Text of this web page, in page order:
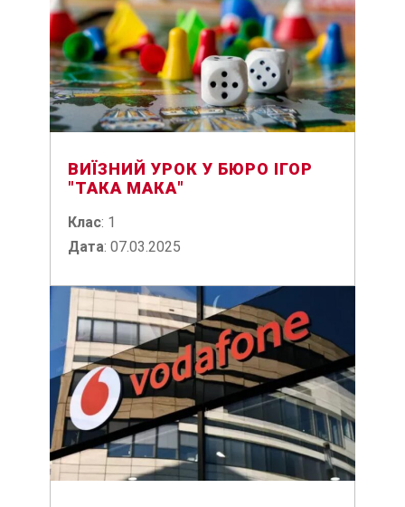
ВИЇЗНИЙ УРОК У БЮРО ІГОР
"ТАКА МАКА"
Клас: 1
Дата: 07.03.2025